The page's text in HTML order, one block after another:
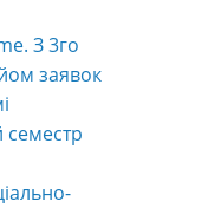
З 3го
заявок
семестр